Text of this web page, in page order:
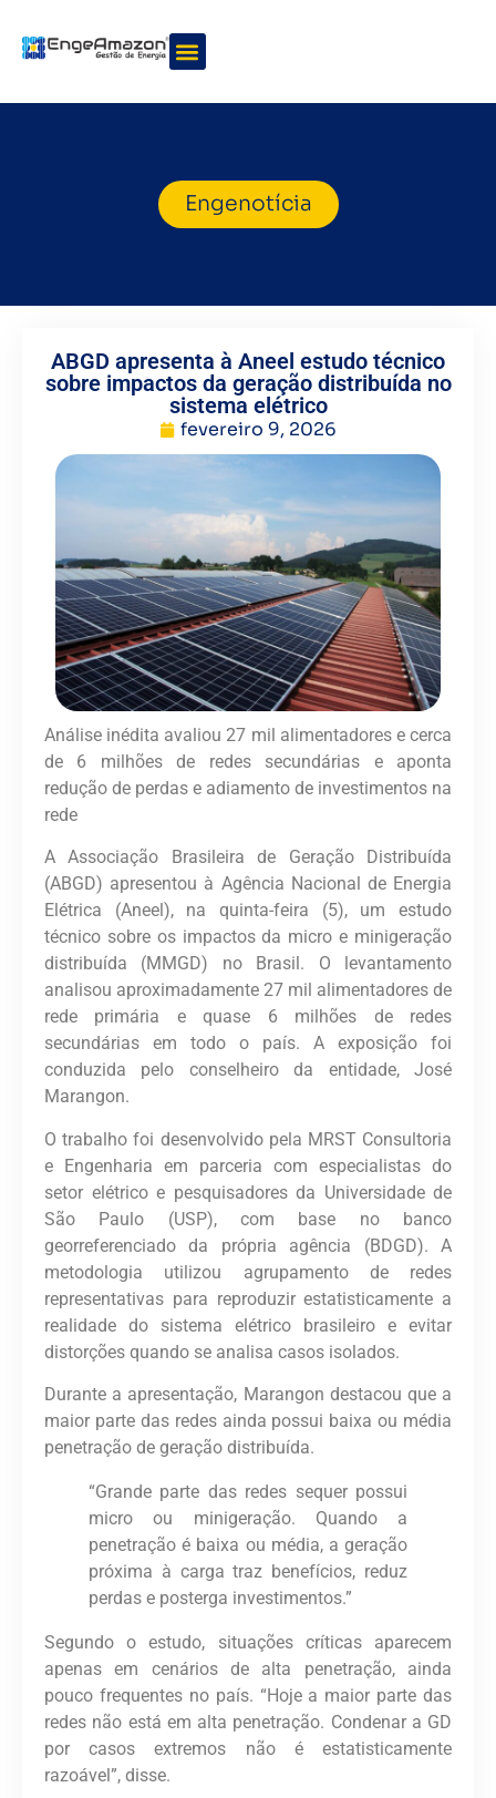
Engenotícia
ABGD apresenta à Aneel estudo técnico
sobre impactos da geração distribuída no
sistema elétrico
fevereiro 9, 2026
Análise inédita avaliou 27 mil alimentadores e cerca
de 6 milhões de redes secundárias e aponta
redução de perdas e adiamento de investimentos na
rede
A Associação Brasileira de Geração Distribuída
(ABGD) apresentou à Agência Nacional de Energia
Elétrica (Aneel), na quinta-feira (5), um estudo
técnico sobre os impactos da micro e minigeração
distribuída (MMGD) no Brasil. O levantamento
analisou aproximadamente 27 mil alimentadores de
rede primária e quase 6 milhões de redes
secundárias em todo o país. A exposição foi
conduzida pelo conselheiro da entidade, José
Marangon.
O trabalho foi desenvolvido pela MRST Consultoria
e Engenharia em parceria com especialistas do
setor elétrico e pesquisadores da Universidade de
São Paulo (USP), com base no banco
georreferenciado da própria agência (BDGD). A
metodologia utilizou agrupamento de redes
representativas para reproduzir estatisticamente a
realidade do sistema elétrico brasileiro e evitar
distorções quando se analisa casos isolados.
Durante a apresentação, Marangon destacou que a
maior parte das redes ainda possui baixa ou média
penetração de geração distribuída.
“Grande parte das redes sequer possui
micro ou minigeração. Quando a
penetração é baixa ou média, a geração
próxima à carga traz benefícios, reduz
perdas e posterga investimentos.”
Segundo o estudo, situações críticas aparecem
apenas em cenários de alta penetração, ainda
pouco frequentes no país. “Hoje a maior parte das
redes não está em alta penetração. Condenar a GD
por casos extremos não é estatisticamente
razoável”, disse.